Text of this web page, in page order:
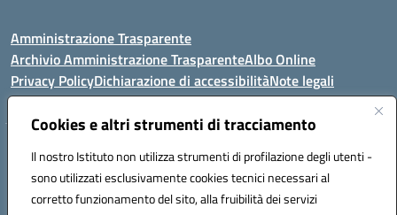
Cookies e altri strumenti di tracciamento
Il nostro Istituto non utilizza strumenti di profilazione degli utenti -
sono utilizzati esclusivamente cookies tecnici necessari al
corretto funzionamento del sito, alla fruibilità dei servizi
Amministrazione Trasparente
Archivio Amministrazione TrasparenteAlbo Online
Privacy PolicyDichiarazione di accessibilitàNote legali
Istituto Comprensivo Statale
Via Cupa Campanariello, 5 - 80059, Torre del Greco (NA)
Tel. +39 0818834377 - Fax +39 0818834377 - Cod.Fisc. 95170530638